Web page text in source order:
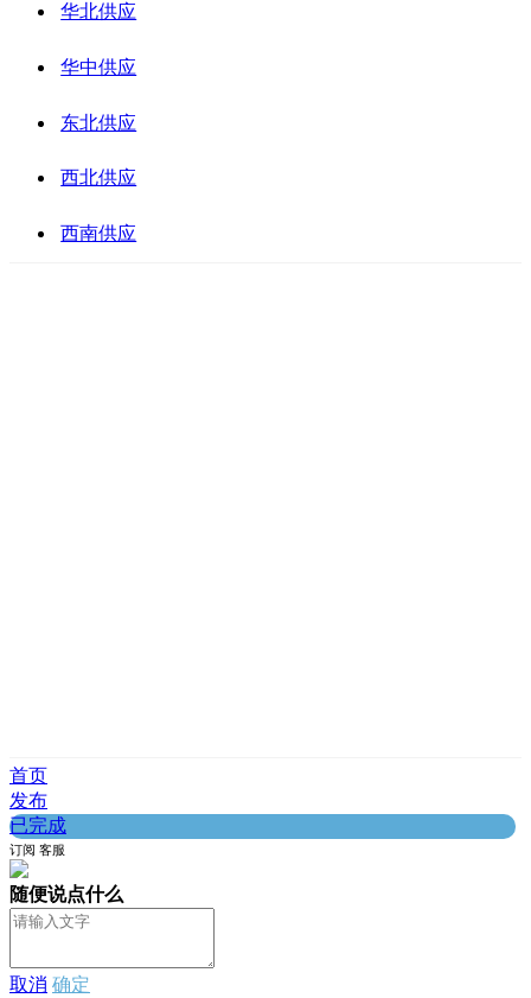
华北供应
华中供应
东北供应
西北供应
西南供应
首页
发布
已完成
订阅 客服
随便说点什么
取消 确定